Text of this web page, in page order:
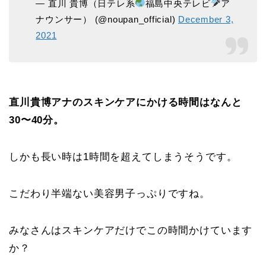
— 直川 貴博（日テレ系 福島中央テレビ
ア
ナウンサー） (@noupan_official) December 3,
2021
直川貴博アナのスキンケアにかける時間はなんと
30〜40分。
しかも長い時は1時間を超えてしまうそうです。
こだわり半端ない美容男子っぷりですね。
みなさんはスキンケアだけでこの時間かけています
か？